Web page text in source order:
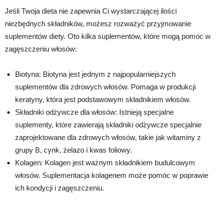
Jeśli Twoja dieta nie zapewnia Ci wystarczającej ilości
niezbędnych składników, możesz rozważyć przyjmowanie
suplementów diety. Oto kilka suplementów, które mogą pomóc w
zagęszczeniu włosów:
Biotyna: Biotyna jest jednym z najpopularniejszych
suplementów dla zdrowych włosów. Pomaga w produkcji
keratyny, która jest podstawowym składnikiem włosów.
Składniki odżywcze dla włosów: Istnieją specjalne
suplementy, które zawierają składniki odżywcze specjalnie
zaprojektowane dla zdrowych włosów, takie jak witaminy z
grupy B, cynk, żelazo i kwas foliowy.
Kolagen: Kolagen jest ważnym składnikiem budulcowym
włosów. Suplementacja kolagenem może pomóc w poprawie
ich kondycji i zagęszczeniu.